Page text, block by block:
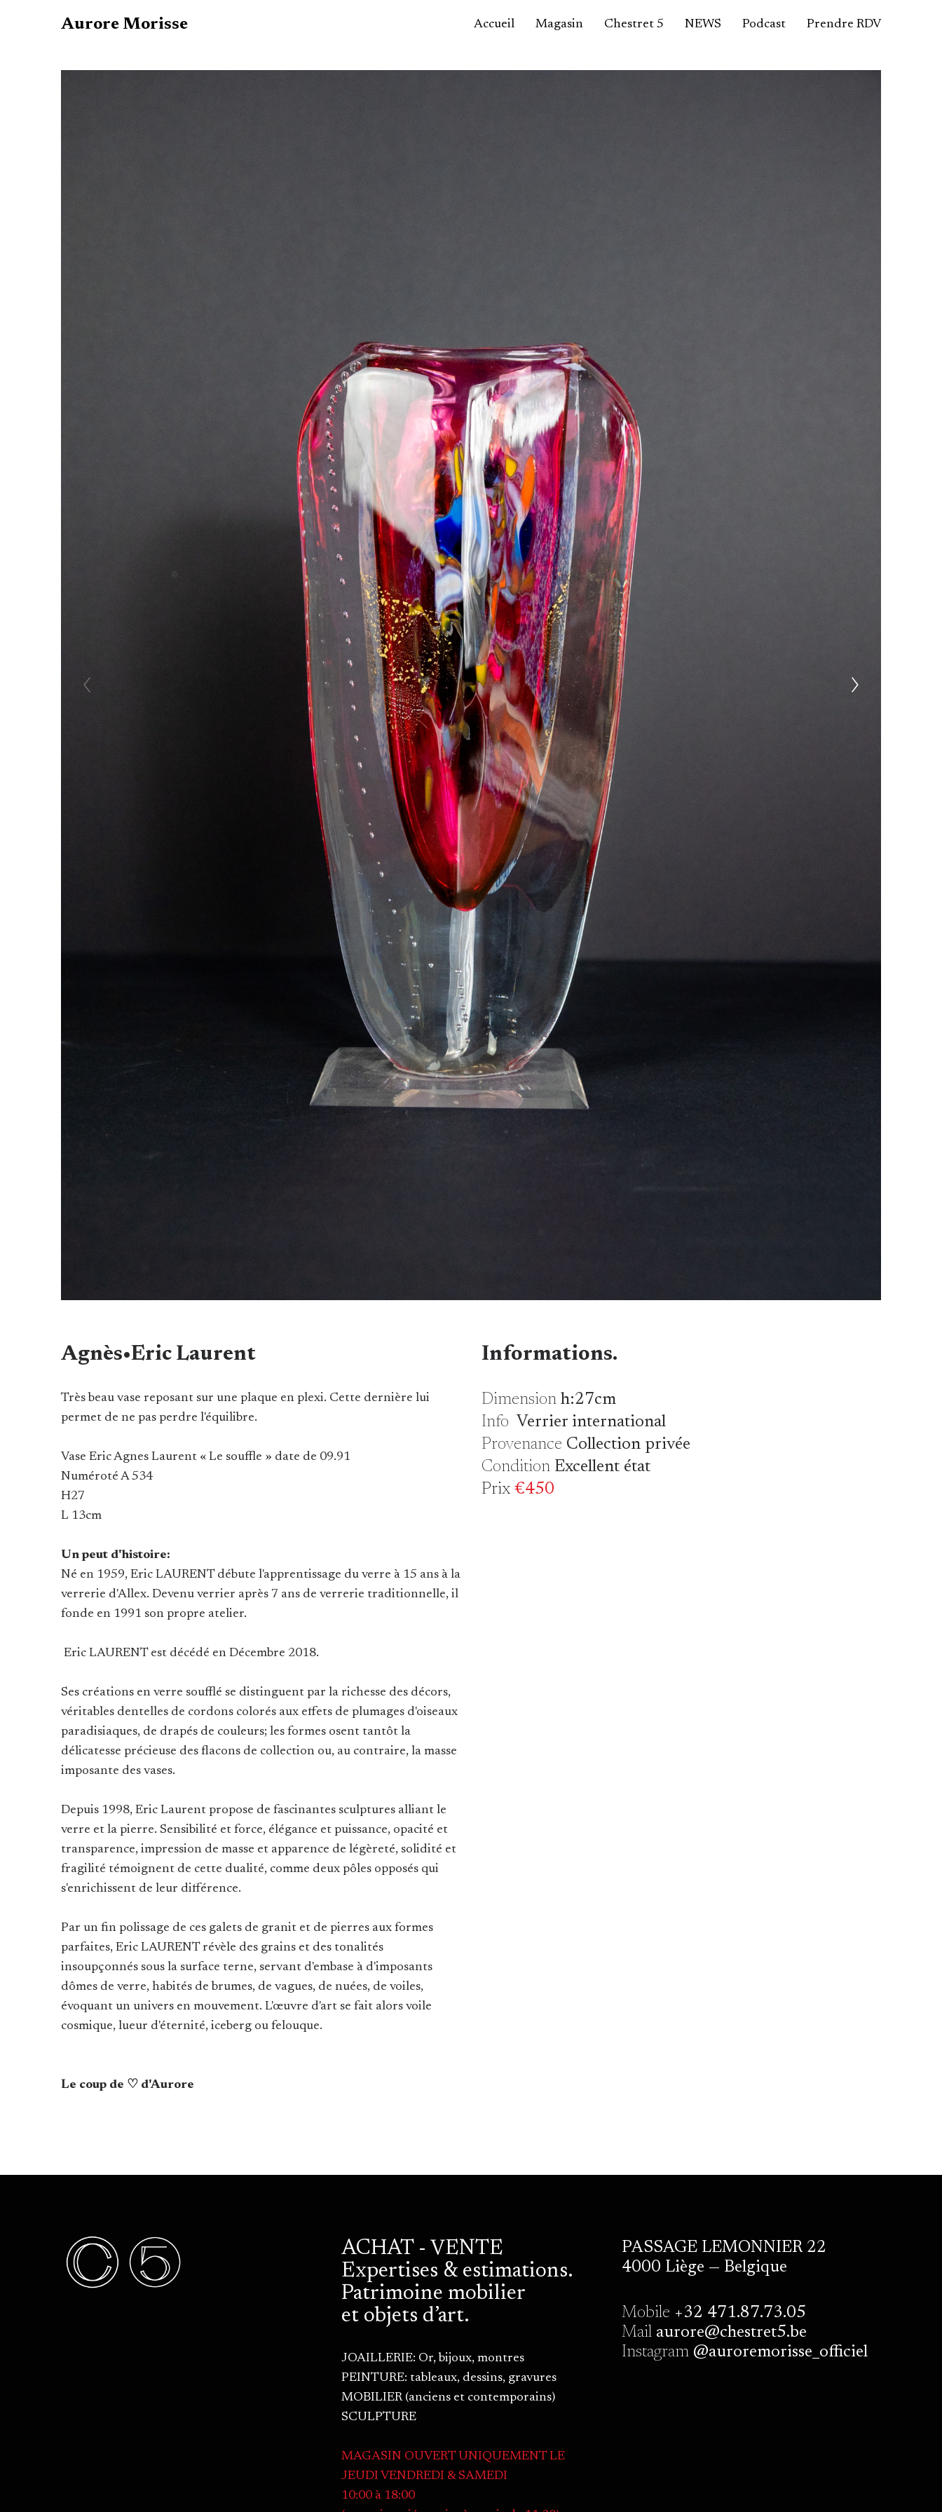
Aurore Morisse Accueil Magasin Chestret 5 NEWS Podcast Prendre RDV
Agnès•Eric Laurent
Très beau vase reposant sur une plaque en plexi. Cette dernière lui
permet de ne pas perdre l'équilibre.
Vase Eric Agnes Laurent « Le souffle » date de 09.91
Numéroté A 534
H27
L 13cm
Un peut d'histoire:
Né en 1959, Eric LAURENT débute l'apprentissage du verre à 15 ans à la
verrerie d'Allex. Devenu verrier après 7 ans de verrerie traditionnelle, il
fonde en 1991 son propre atelier.
Eric LAURENT est décédé en Décembre 2018.
Ses créations en verre soufflé se distinguent par la richesse des décors,
véritables dentelles de cordons colorés aux effets de plumages d'oiseaux
paradisiaques, de drapés de couleurs; les formes osent tantôt la
délicatesse précieuse des flacons de collection ou, au contraire, la masse
imposante des vases.
Depuis 1998, Eric Laurent propose de fascinantes sculptures alliant le
verre et la pierre. Sensibilité et force, élégance et puissance, opacité et
transparence, impression de masse et apparence de légèreté, solidité et
fragilité témoignent de cette dualité, comme deux pôles opposés qui
s'enrichissent de leur différence.
Par un fin polissage de ces galets de granit et de pierres aux formes
parfaites, Eric LAURENT révèle des grains et des tonalités
insoupçonnés sous la surface terne, servant d'embase à d'imposants
dômes de verre, habités de brumes, de vagues, de nuées, de voiles,
évoquant un univers en mouvement. L'œuvre d'art se fait alors voile
cosmique, lueur d'éternité, iceberg ou felouque.
Le coup de ♡ d'Aurore
Informations.
Dimensionh:27cm
Info Verrier international
Provenance Collection privée
Condition Excellent état
Prix€450
ACHAT - VENTE
Expertises & estimations.
Patrimoine mobilier
et objets d’art.
JOAILLERIE: Or, bijoux, montres
PEINTURE: tableaux, dessins, gravures
MOBILIER (anciens et contemporains)
SCULPTURE
MAGASIN OUVERT UNIQUEMENT LE
JEUDI VENDREDI & SAMEDI
10:00 à 18:00
PASSAGE LEMONNIER 22
4000 Liège — Belgique
Mobile +32 471.87.73.05
Mailaurore@chestret5.be
Instagram@auroremorisse_officiel